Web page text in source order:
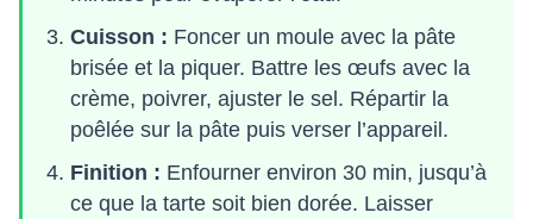
Cuisson : Foncer un moule avec la pâte
brisée et la piquer. Battre les œufs avec la
crème, poivrer, ajuster le sel. Répartir la
poêlée sur la pâte puis verser l’appareil.
Finition : Enfourner environ 30 min, jusqu’à
ce que la tarte soit bien dorée. Laisser